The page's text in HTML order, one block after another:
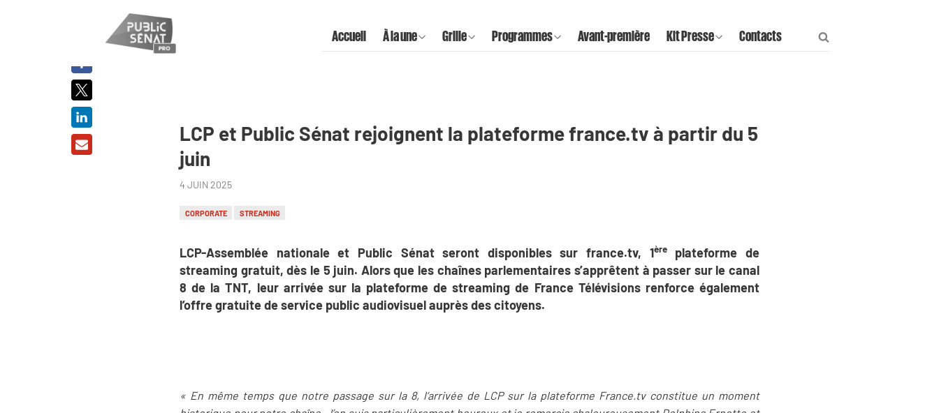
Accueil À la une Grille Programmes Avant-première Kit Presse Contacts
LCP et Public Sénat rejoignent la plateforme france.tv à partir du 5
juin
4 JUIN 2025
CORPORATE STREAMING
LCP-Assemblée nationale et Public Sénat seront disponibles sur france.tv, 1èreplateforme de
streaming gratuit, dès le 5 juin. Alors que les chaînes parlementaires s’apprêtent à passer sur le canal
8 de la TNT, leur arrivée sur la plateforme de streaming de France Télévisions renforce également
l’offre gratuite de service public audiovisuel auprès des citoyens.
« En même temps que notre passage sur la 8, l’arrivée de LCP sur la plateforme France.tv constitue un moment